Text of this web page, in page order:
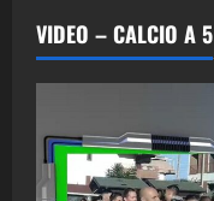
VIDEO – CALCIO A 5